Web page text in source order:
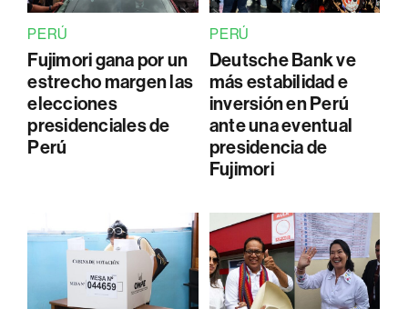
PERÚ
Fujimori gana por un
estrecho margen las
elecciones
presidenciales de
Perú
PERÚ
Deutsche Bank ve
más estabilidad e
inversión en Perú
ante una eventual
presidencia de
Fujimori